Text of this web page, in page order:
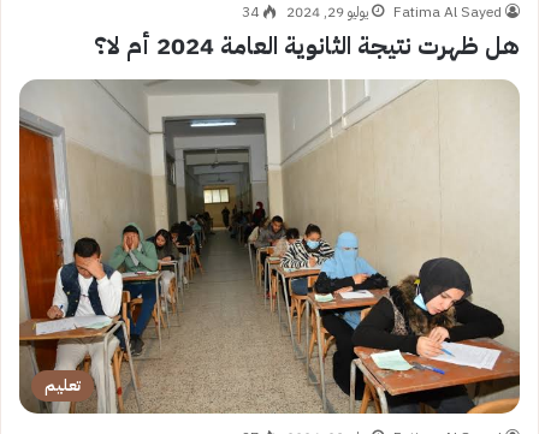
Fatima Al Sayed يوليو 29, 2024 34
هل ظهرت نتيجة الثانوية العامة 2024 أم لا؟
تعليم